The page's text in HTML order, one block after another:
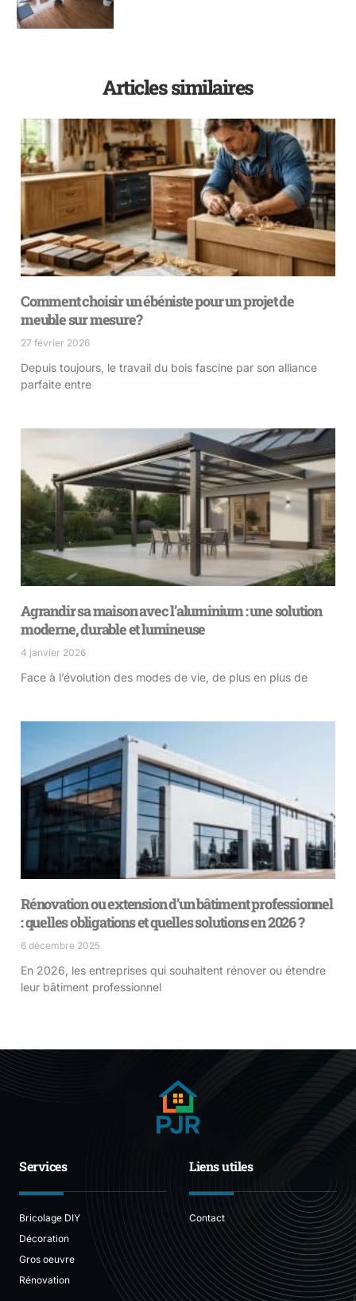
Articles similaires
Comment choisir un ébéniste pour un projet de
meuble sur mesure?
27 février 2026
Depuis toujours, le travail du bois fascine par son alliance
parfaite entre
Agrandir sa maison avec l’aluminium : une solution
moderne, durable et lumineuse
4 janvier 2026
Face à l’évolution des modes de vie, de plus en plus de
Rénovation ou extension d’un bâtiment professionnel
: quelles obligations et quelles solutions en 2026 ?
6 décembre 2025
En 2026, les entreprises qui souhaitent rénover ou étendre
leur bâtiment professionnel
Services
Bricolage DIY
Décoration
Gros oeuvre
Rénovation
Liens utiles
Contact